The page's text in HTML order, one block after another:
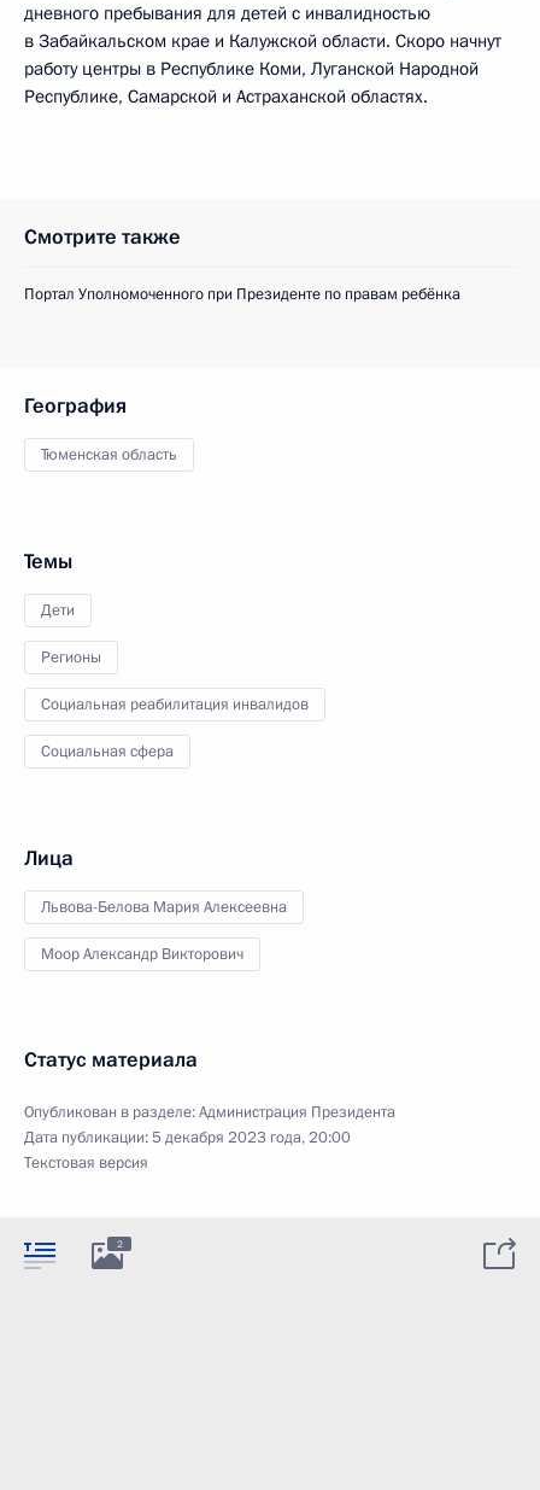
дневного пребывания для детей с инвалидностью
в Забайкальском крае и Калужской области. Скоро начнут
работу центры в Республике Коми, Луганской Народной
Республике, Самарской и Астраханской областях.
Смотрите также
Портал Уполномоченного при Президенте по правам ребёнка
География
Тюменская область
Темы
Дети
Регионы
Социальная реабилитация инвалидов
Социальная сфера
Лица
Львова-Белова Мария Алексеевна
Моор Александр Викторович
Статус материала
Опубликован в разделе:Администрация Президента
Дата публикации:5 декабря 2023 года, 20:00
Текстовая версия
2